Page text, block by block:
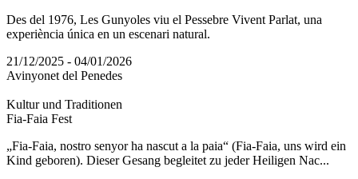
Des del 1976, Les Gunyoles viu el Pessebre Vivent Parlat, una
experiència única en un escenari natural.
21/12/2025 - 04/01/2026
Avinyonet del Penedes
Kultur und Traditionen
Fia-Faia Fest
„Fia-Faia, nostro senyor ha nascut a la paia“ (Fia-Faia, uns wird ein
Kind geboren). Dieser Gesang begleitet zu jeder Heiligen Nac...